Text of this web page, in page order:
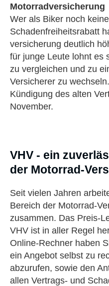
Motor­rad­ver­sicherung
Wer als Biker noch
Schadenfreiheitsrabatt
ver­sicherung deutlich
für junge Leute lohnt es
zu ver­gleichen und zu
Versicherer zu
Kündigung des alten
November.
VHV - ein
der Motorrad-
Seit vielen Jahren
Bereich der Motorrad-
zusammen. Das Preis-
VHV ist in aller Regel
Online-Rechner haben
ein Angebot selbst zu
abzurufen, sowie den
allen Vertrags- und